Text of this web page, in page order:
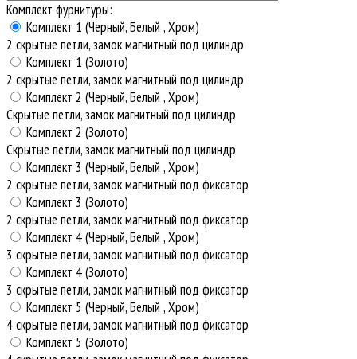
Комплект фурнитуры:
Комплект 1 (Черный, Белый , Хром)
2 скрытые петли, замок магнитный под цилиндр
Комплект 1 (Золото)
2 скрытые петли, замок магнитный под цилиндр
Комплект 2 (Черный, Белый , Хром)
Скрытые петли, замок магнитный под цилиндр
Комплект 2 (Золото)
Скрытые петли, замок магнитный под цилиндр
Комплект 3 (Черный, Белый , Хром)
2 скрытые петли, замок магнитный под фиксатор
Комплект 3 (Золото)
2 скрытые петли, замок магнитный под фиксатор
Комплект 4 (Черный, Белый , Хром)
3 скрытые петли, замок магнитный под фиксатор
Комплект 4 (Золото)
3 скрытые петли, замок магнитный под фиксатор
Комплект 5 (Черный, Белый , Хром)
4 скрытые петли, замок магнитный под фиксатор
Комплект 5 (Золото)